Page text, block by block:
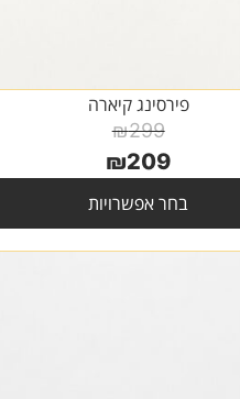
פירסינג קיארה
₪299
₪209
בחר אפשרויות